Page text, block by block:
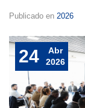
Publicado en 2026
24
Abr
2026